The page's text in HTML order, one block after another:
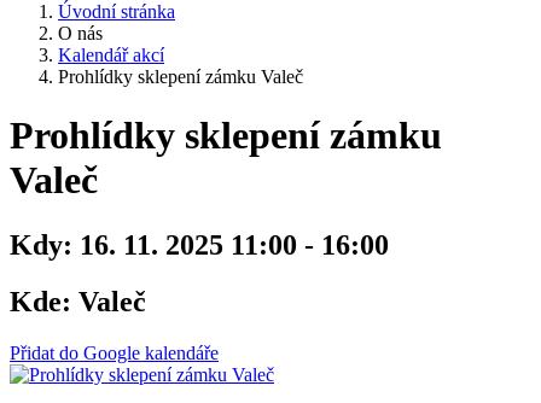
Úvodní stránka
O nás
Kalendář akcí
Prohlídky sklepení zámku Valeč
Prohlídky sklepení zámku
Valeč
Kdy: 16. 11. 2025 11:00 - 16:00
Kde: Valeč
Přidat do Google kalendáře